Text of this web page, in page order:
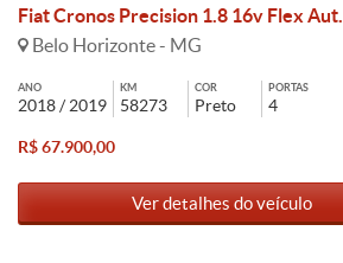
Fiat Cronos Precision 1.8 16v Flex Aut.
Belo Horizonte - MG
ANO
2018 / 2019
KM
58273
COR
Preto
PORTAS
4
R$ 67.900,00
Ver detalhes do veículo